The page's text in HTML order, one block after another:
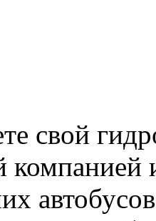
свой
компанией